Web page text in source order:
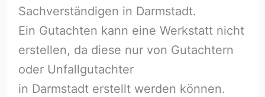
Sachverständigen in Darmstadt.
Ein Gutachten kann eine Werkstatt nicht
erstellen, da diese nur von Gutachtern
oder Unfallgutachter
in Darmstadt erstellt werden können.